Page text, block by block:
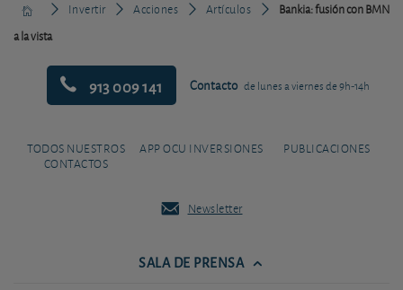
Invertir Acciones Artículos
Bankia: fusión con BMN
a la vista
913 009 141 Contacto de lunes a viernes de 9h-14h
TODOS NUESTROS
CONTACTOS
APP OCU INVERSIONES PUBLICACIONES
Newsletter
SALA DE PRENSA